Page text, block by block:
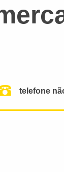
telefone